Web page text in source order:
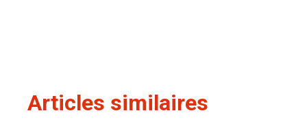
Articles similaires